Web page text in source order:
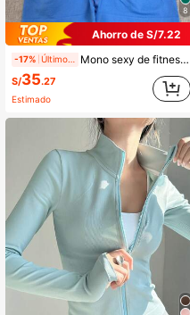
8
Ahorro de S/7.22
-17% Mono sexy de fitness para mujer, malla deportiva con ajuste cruzado, conjunto de running y yoga con pantalones cortos plisados y espalda abierta
S/35.27
Estimado